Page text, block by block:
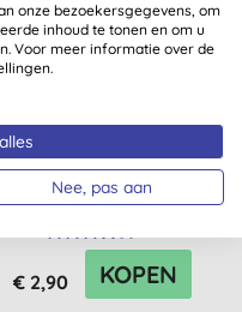
Natracare Mini
Inlegkruisjes
€ 2,90 KOPEN
onze bezoekersgegevens, om
inhoud te tonen en om u
Voor meer informatie over de
Nee, pas aan